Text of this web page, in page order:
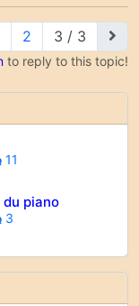
2 3 / 3
to reply to this topic!
11
piano
3